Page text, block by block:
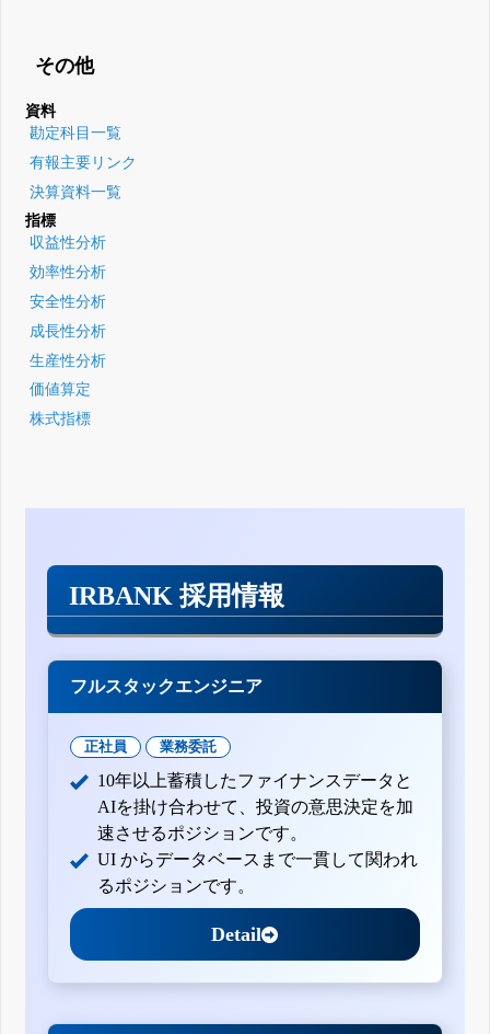
その他
資料
勘定科目一覧
有報主要リンク
決算資料一覧
指標
収益性分析
効率性分析
安全性分析
成長性分析
生産性分析
価値算定
株式指標
IRBANK 採用情報
フルスタックエンジニア
正社員 業務委託
10年以上蓄積したファイナンスデータと
AIを掛け合わせて、投資の意思決定を加
速させるポジションです。
UI からデータベースまで一貫して関われ
るポジションです。
Detail